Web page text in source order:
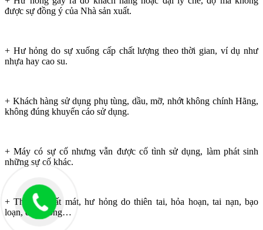
được sự đồng ý của Nhà sản xuất.
+ Hư hỏng do sự xuống cấp chất lượng theo thời gian, ví dụ như
nhựa hay cao su.
+ Khách hàng sử dụng phụ tùng, dầu, mỡ, nhớt không chính Hãng,
không đúng khuyến cáo sử dụng.
+ Máy có sự cố nhưng vẫn được cố tình sử dụng, làm phát sinh
những sự cố khác.
+ Thiết bị mất mát, hư hỏng do thiên tai, hỏa hoạn, tai nạn, bạo
loạn, đình công…